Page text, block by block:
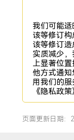
我们可能适
该等修订
该等修订
实质减少
上显著位
他方式通
用我们的
《隐私政策
页面更新日期：